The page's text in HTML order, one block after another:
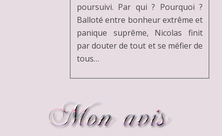
poursuivi. Par qui ? Pourquoi ?
Balloté entre bonheur extrême et
panique suprême, Nicolas finit
par douter de tout et se méfier de
tous…